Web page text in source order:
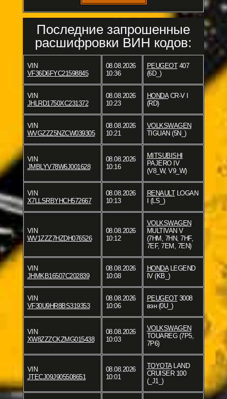
Последние запрошенные
расшифровки ВИН кодов:
VIN
VF36D6FYC21598845
08.08.2026
10:36
PEUGEOT407
(6D_)
VIN
JHLRD1750XC231372
08.08.2026
10:23
HONDACR-V I
(RD)
VIN
WVGZZZ5NZCW039305
08.08.2026
10:21
VOLKSWAGEN
TIGUAN (5N_)
VIN
JMBLYV78W6J001628
08.08.2026
10:16
MITSUBISHI
PAJERO IV
(V8_W, V9_W)
VIN
X7LLSRBYHCH572667
08.08.2026
10:13
RENAULTLOGAN
I (LS_)
VIN
WV1ZZZ7HZDH076526
08.08.2026
10:12
VOLKSWAGEN
MULTIVAN V
(7HM, 7HN, 7HF,
7EF, 7EM, 7EN)
VIN
JHMKB16507C202839
08.08.2026
10:08
HONDALEGEND
IV (KB_)
VIN
VF30U9HR8BS319353
08.08.2026
10:06
PEUGEOT3008
вэн (0U_)
VIN
XW8ZZZCKZMG015438
08.08.2026
10:03
VOLKSWAGEN
TOUAREG (7P5,
7P6)
VIN
JTECJ09J905508651
08.08.2026
10:01
TOYOTALAND
CRUISER 100
(_J1_)